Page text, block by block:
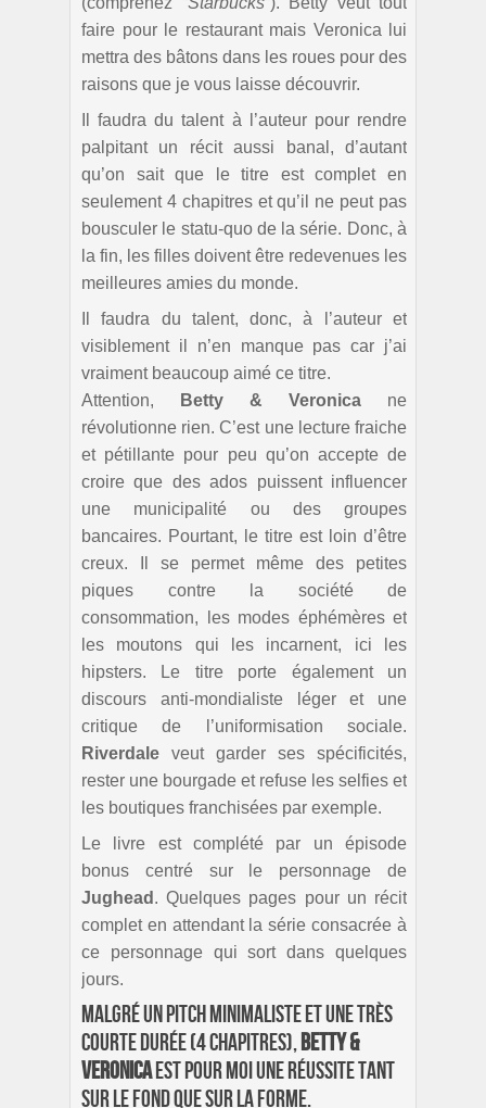
faire pour le restaurant mais Veronica lui
mettra des bâtons dans les roues pour des
raisons que je vous laisse découvrir.
Il faudra du talent à l’auteur pour rendre
palpitant un récit aussi banal, d’autant
qu’on sait que le titre est complet en
seulement 4 chapitres et qu’il ne peut pas
bousculer le statu-quo de la série. Donc, à
la fin, les filles doivent être redevenues les
meilleures amies du monde.
Il faudra du talent, donc, à l’auteur et
visiblement il n’en manque pas car j’ai
vraiment beaucoup aimé ce titre.
Attention,
Betty & Veronica ne
révolutionne rien. C’est une lecture fraiche
et pétillante pour peu qu’on accepte de
croire que des ados puissent influencer
une municipalité ou des groupes
bancaires. Pourtant, le titre est loin d’être
creux. Il se permet même des petites
piques contre la société de
consommation, les modes éphémères et
les moutons qui les incarnent, ici les
hipsters. Le titre porte également un
discours anti-mondialiste léger et une
critique de l’uniformisation sociale.
Riverdale veut garder ses spécificités,
rester une bourgade et refuse les selfies et
les boutiques franchisées par exemple.
Le livre est complété par un épisode
bonus centré sur le personnage de
Jughead . Quelques pages pour un récit
complet en attendant la série consacrée à
ce personnage qui sort dans quelques
jours.
Malgré un pitch minimaliste et une très
courte durée (4 chapitres),Betty &
Veronicaest pour moi une réussite tant
sur le fond que sur la forme.